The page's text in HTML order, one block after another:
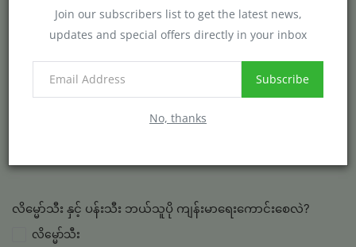
Join our subscribers list to get the latest news,
updates and special offers directly in your inbox
Subscribe
No, thanks
ကျန်စစ်မင်းနှင့် အနော်ရထား ဘယ်သူပို သတ္တိရှိလဲ?
ကျန်စစ်မင်း
လိမ္မော်သီး နှင့် ပန်းသီး ဘယ်သူပို ကျန်းမာရေးကောင်းစေလဲ?
လိမ္မော်သီး